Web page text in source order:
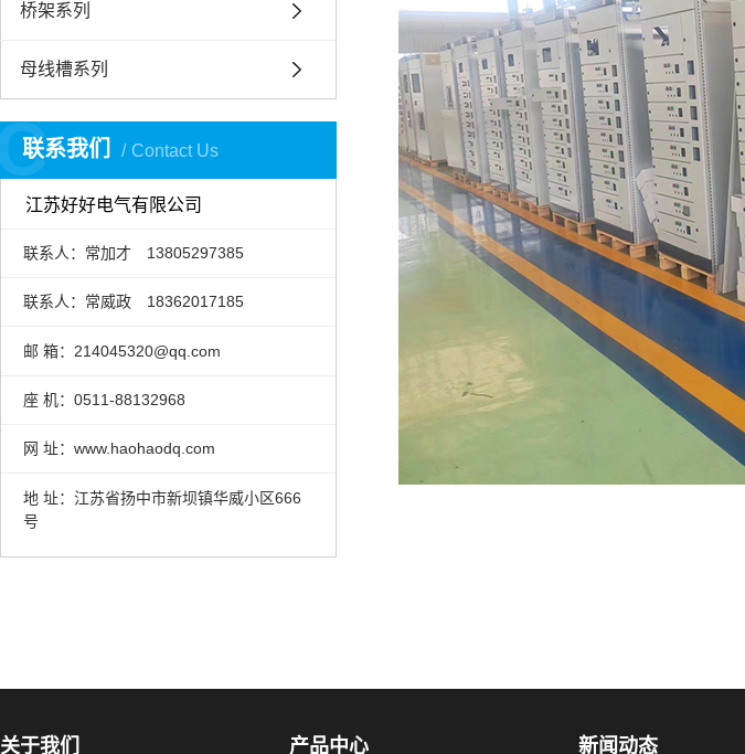
桥架系列
母线槽系列
联系我们 Contact Us
江苏好好电气有限公司
联系人：常加才 13805297385
联系人：常威政 18362017185
邮 箱：214045320@qq.com
座 机：0511-88132968
网 址：www.haohaodq.com
地 址：江苏省扬中市新坝镇华威小区666
号
关于我们 产品中心 新闻动态